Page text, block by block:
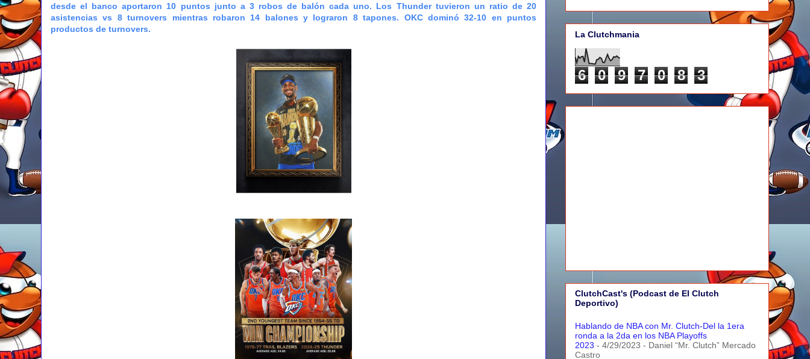
desde el banco aportaron 10 puntos junto a 3 robos de balón cada uno. Los Thunder tuvieron un ratio de 20
asistencias vs 8 turnovers mientras robaron 14 balones y lograron 8 tapones. OKC dominó 32-10 en puntos
productos de turnovers.
La Clutchmania
6 0 9 7 0 8 3
ClutchCast's (Podcast de El Clutch
Deportivo)
Hablando de NBA con Mr. Clutch-Del la 1era
ronda a la 2da en los NBA Playoffs
2023 - 4/29/2023 - Daniel “Mr. Clutch” Mercado
Castro